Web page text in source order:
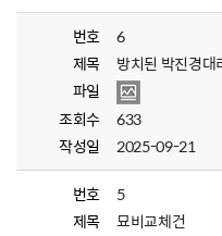
번호
6
제목
방치된 박진경대
파일
조회수
633
작성일
2025-09-21
번호
5
제목
묘비교체건